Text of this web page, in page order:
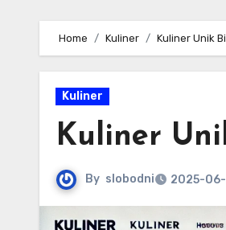
Home Kuliner Kuliner Unik
Kuliner
Kuliner
By slobodni 2025-